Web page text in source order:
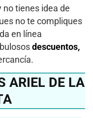
no tienes idea de
no te compliques
en línea
descuentos,
ARIEL DE LA